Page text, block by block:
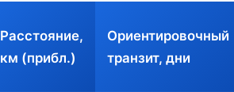
Расстояние,
км (прибл.)
Ориентировочный
транзит, дни